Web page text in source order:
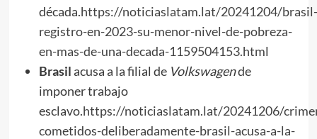
década.https://noticiaslatam.lat/20241204/brasil-
registro-en-2023-su-menor-nivel-de-pobreza-
en-mas-de-una-decada-1159504153.html
Brasilacusa a la filial de Volkswagende
imponer trabajo
esclavo.https://noticiaslatam.lat/20241206/
cometidos-deliberadamente-brasil-acusa-a-la-